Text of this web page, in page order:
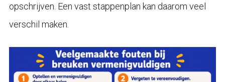
opschrijven. Een vast stappenplan kan daarom veel
verschil maken.